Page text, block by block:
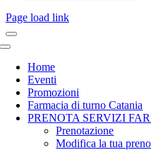
Page load link
Toggle
NavigationHome
Eventi
Promozioni
Farmacia di turno Catania
PRENOTA SERVIZI
Prenotazione
Modifica la tua